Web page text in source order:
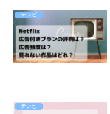
テレビ
テレビ